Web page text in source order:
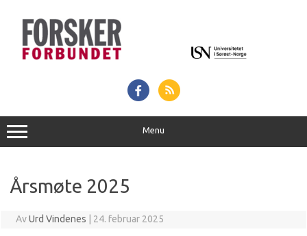
innhold
Menu
Årsmøte 2025
AvUrd Vindenes 24. februar 2025